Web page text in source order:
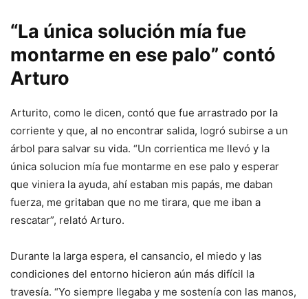
“La única solución mía fue
montarme en ese palo” contó
Arturo
Arturito, como le dicen, contó que fue arrastrado por la
corriente y que, al no encontrar salida, logró subirse a un
árbol para salvar su vida. “Un corrientica me llevó y la
única solucion mía fue montarme en ese palo y esperar
que viniera la ayuda, ahí estaban mis papás, me daban
fuerza, me gritaban que no me tirara, que me iban a
rescatar”, relató Arturo.
Durante la larga espera, el cansancio, el miedo y las
condiciones del entorno hicieron aún más difícil la
travesía. “Yo siempre llegaba y me sostenía con las manos,